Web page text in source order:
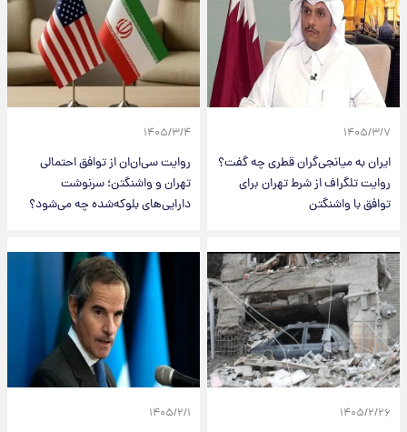
۱۴۰۵/۳/۷
ایران به میانجی‌گران قطری چه گفت؟
روایت تلگراف از شرط تهران برای
توافق با واشنگتن
۱۴۰۵/۳/۴
روایت سی‌ان‌ان از توافق احتمالی
تهران و واشنگتن؛ سرنوشت
دارایی‌های بلوکه‌شده چه می‌شود؟
۱۴۰۵/۲/۲۶ ۱۴۰۵/۲/۱